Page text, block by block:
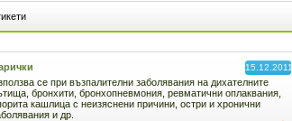
15.12.2011
се при възпалителни заболявания на дихателните
бронхити, бронхопневмония, ревматични оплаквания,
кашлица с неизяснени причини, остри и хронични
и др.